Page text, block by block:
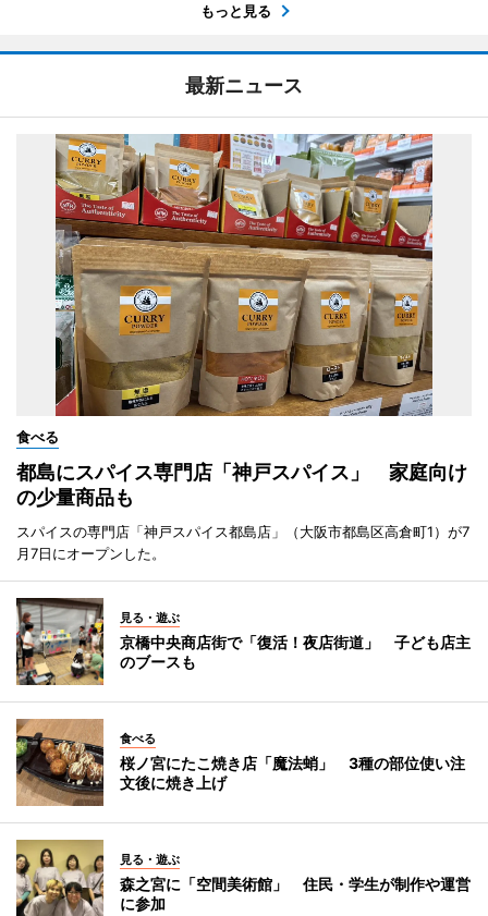
もっと見る
最新ニュース
食べる
都島にスパイス専門店「神戸スパイス」 家庭向け
の少量商品も
スパイスの専門店「神戸スパイス都島店」（大阪市都島区高倉町1）が7
月7日にオープンした。
見る・遊ぶ
京橋中央商店街で「復活！夜店街道」 子ども店主
のブースも
食べる
桜ノ宮にたこ焼き店「魔法蛸」 3種の部位使い注
文後に焼き上げ
見る・遊ぶ
森之宮に「空間美術館」 住民・学生が制作や運営
に参加